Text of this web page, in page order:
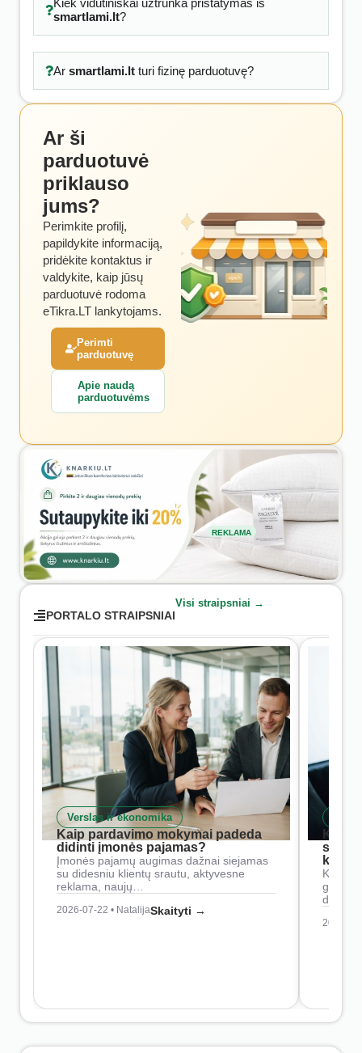
Kiek vidutiniškai užtrunka pristatymas iš
smartlami.lt?
Ar smartlami.ltturi fizinę parduotuvę?
Ar ši
parduotuvė
priklauso
jums?
Perimkite profilį,
papildykite informaciją,
pridėkite kontaktus ir
valdykite, kaip jūsų
parduotuvė rodoma
eTikra.LT lankytojams.
Perimti
parduotuvę
Apie naudą
parduotuvėms
REKLAMA
PORTALO STRAIPSNIAI
Visi straipsniai →
Verslas ir ekonomika
Kaip pardavimo mokymai padeda
didinti įmonės pajamas?
Įmonės pajamų augimas dažnai siejamas
su didesniu klientų srautu, aktyvesne
reklama, naujų…
2026-07-22 • NatalijaSkaityti →
Kaip
2026-